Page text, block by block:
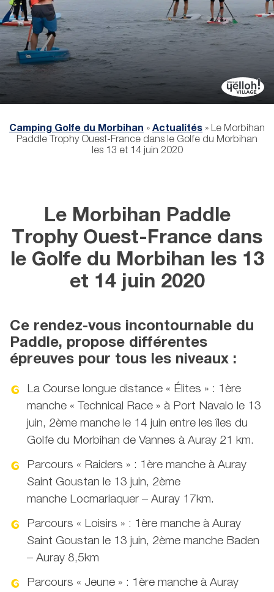
Camping Golfe du Morbihan » Actualités » Le Morbihan
Paddle Trophy Ouest-France dans le Golfe du Morbihan
les 13 et 14 juin 2020
Le Morbihan Paddle
Trophy Ouest-France dans
le Golfe du Morbihan les 13
et 14 juin 2020
Ce rendez-vous incontournable du
Paddle, propose différentes
épreuves pour tous les niveaux :
La Course longue distance « Élites » : 1ère
manche « Technical Race » à Port Navalo le 13
juin, 2ème manche le 14 juin entre les îles du
Golfe du Morbihan de Vannes à Auray 21 km.
Parcours « Raiders » : 1ère manche à Auray
Saint Goustan le 13 juin, 2ème
manche Locmariaquer – Auray 17km.
Parcours « Loisirs » : 1ère manche à Auray
Saint Goustan le 13 juin, 2ème manche Baden
– Auray 8,5km
Parcours « Jeune » : 1ère manche à Auray